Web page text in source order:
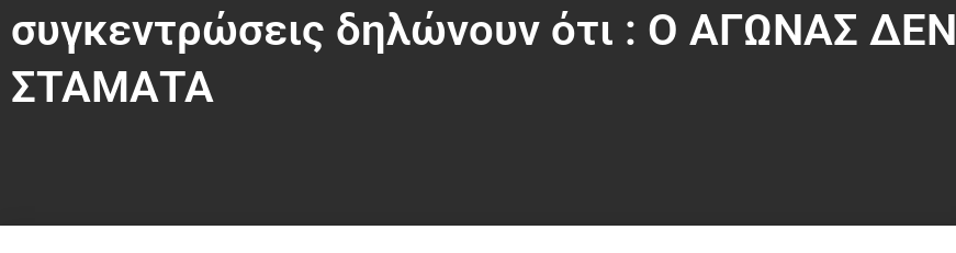
συγκεντρώσεις δηλώνουν ότι : Ο ΑΓΩΝΑΣ ΔΕΝ
ΣΤΑΜΑΤΑ